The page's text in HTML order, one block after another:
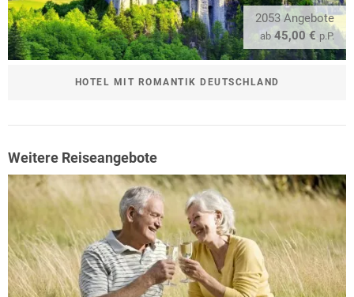
2053 Angebote
ab 45,00 € p.P.
HOTEL MIT ROMANTIK DEUTSCHLAND
Weitere Reiseangebote